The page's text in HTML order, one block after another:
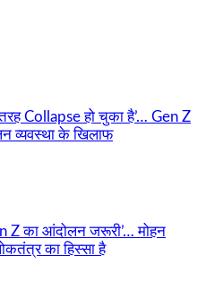
Collapse हो चुका है’… Gen Z
व्यवस्था के खिलाफ
Z का आंदोलन जरूरी’… मोहन
का हिस्सा है